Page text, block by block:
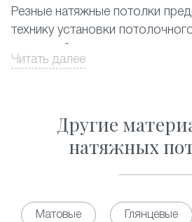
Резные натяжные потолки
технику установки
в которой используются два и
ПВХ-материала, где наружный
из дополняющих друг друга
правильных геометрических
размеров. Существующий на
из них, а также ответ на
Читать далее
Другие
натяжных
Матовые Глянцевые